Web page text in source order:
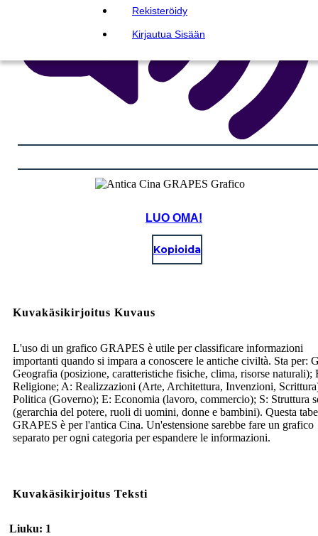
Rekisteröidy
Kirjautua Sisään
LUO OMA!
Kopioida
Kuvakäsikirjoitus Kuvaus
L'uso di un grafico GRAPES è utile per classificare informazioni
importanti quando si impara a conoscere le antiche civiltà. Sta per:
Geografia (posizione, caratteristiche fisiche, clima, risorse naturali);
Religione; A: Realizzazioni (Arte, Architettura, Invenzioni,
Politica (Governo); E: Economia (lavoro, commercio); S: Struttura
(gerarchia del potere, ruoli di uomini, donne e bambini). Questa
GRAPES è per l'antica Cina. Un'estensione sarebbe fare un grafico
separato per ogni categoria per espandere le informazioni.
Kuvakäsikirjoitus Teksti
Liuku: 1